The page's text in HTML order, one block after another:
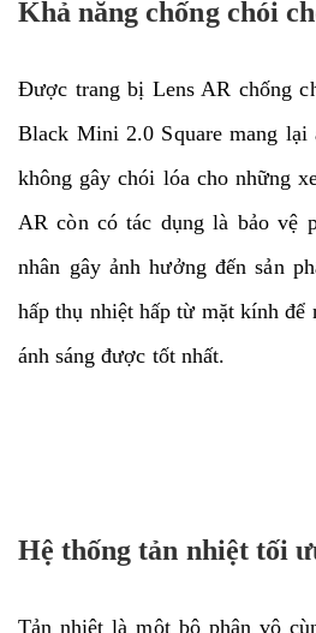
Khả năng chống chói
Được trang bị Lens AR chống
Black Mini 2.0 Square mang lại
không gây chói lóa cho những
AR còn có tác dụng là bảo vệ
nhân gây ảnh hưởng đến sản
hấp thụ nhiệt hấp từ mặt kính để
ánh sáng được tốt nhất.
Hệ thống tản nhiệt tối
Tản nhiệt là một bộ phận vô